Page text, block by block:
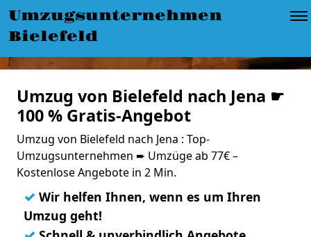
Umzugsunternehmen
Bielefeld
Umzug von Bielefeld nach Jena ☛
100 % Gratis-Angebot
Umzug von Bielefeld nach Jena : Top-
Umzugsunternehmen ➨ Umzüge ab 77€ –
Kostenlose Angebote in 2 Min.
✓ Wir helfen Ihnen, wenn es um Ihren
Umzug geht!